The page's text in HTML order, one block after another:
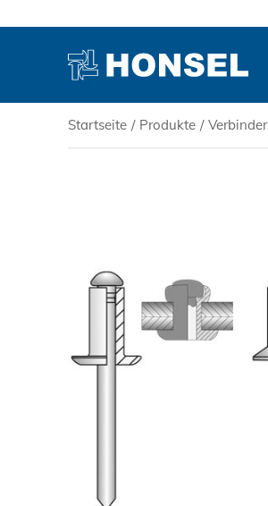
PRODUKTE
KOMPETENZ
SERVICE
Startseite / Produkte / Verbinder